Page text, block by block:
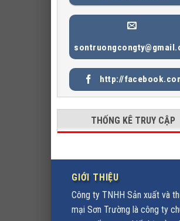
http://
THỐNG KÊ TRUY CẬP
GIỚI THIỆU
Công ty TNHH Sản xuất và
mại Sơn Trường là công ty